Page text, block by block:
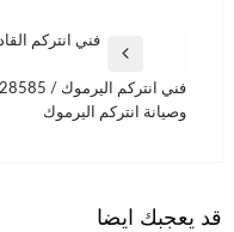
المقالات
المقالة
السابقة
المقالة
وصيانة انتركم اليرموك
قد يعجبك ايضا